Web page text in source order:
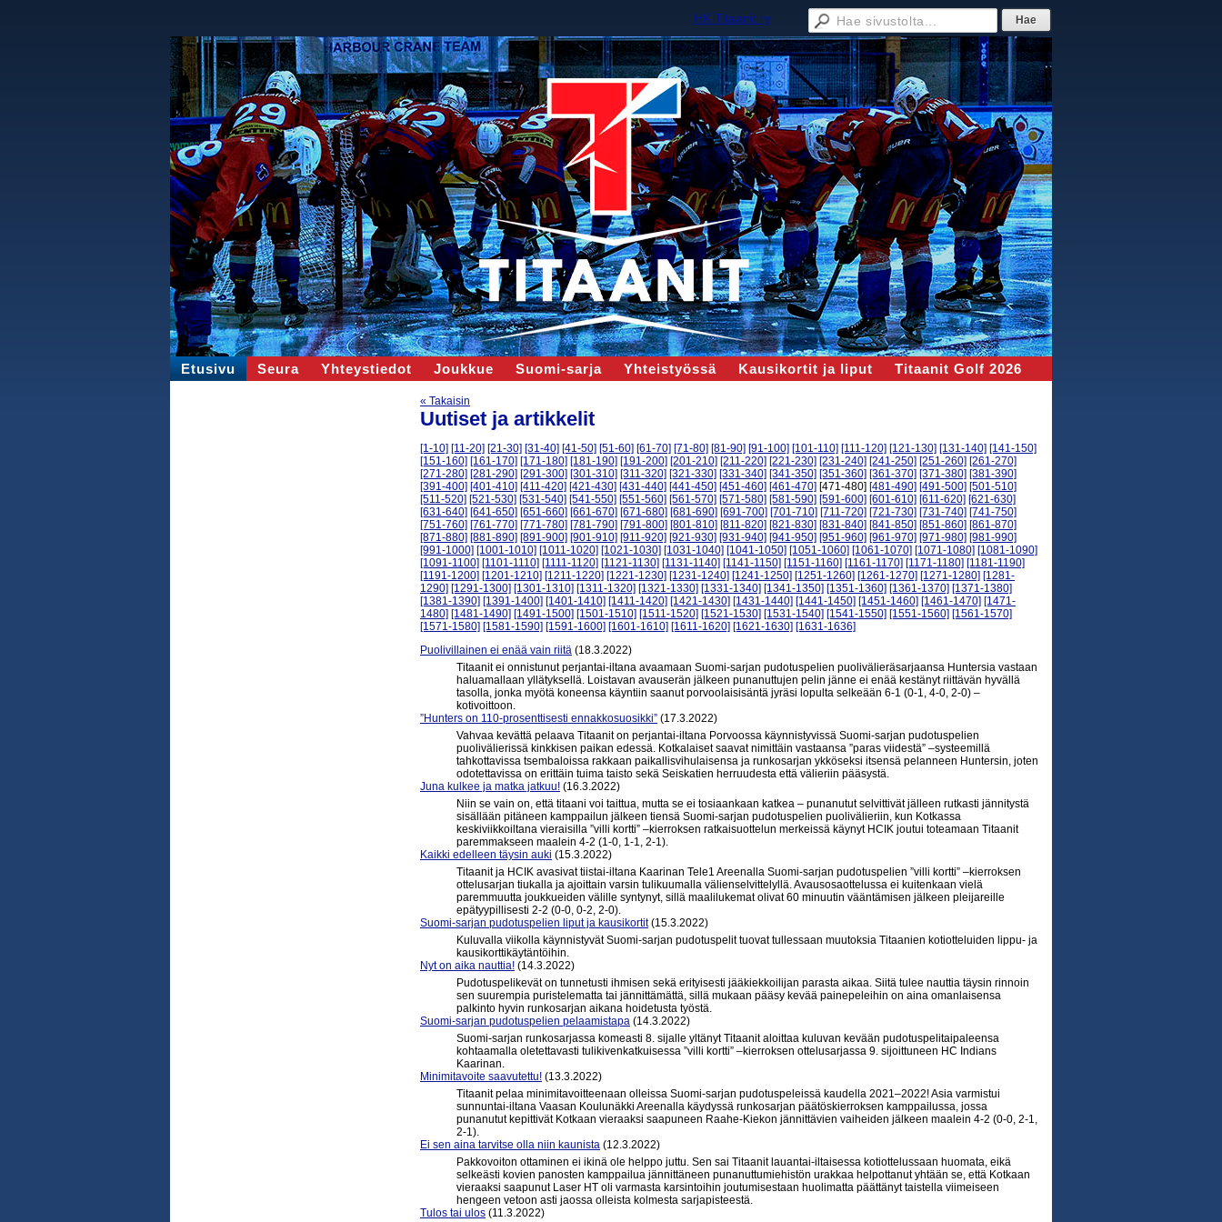
HK Titaanit ry
Etusivu Seura Yhteystiedot Joukkue Suomi-sarja Yhteistyössä Kausikortit ja liput Titaanit Golf 2026
« Takaisin
Uutiset ja artikkelit
[1-10] [11-20] [21-30] [31-40] [41-50] [51-60] [61-70] [71-80] [81-90] [91-100] [101-110] [111-120] [121-130] [131-140] [141-150]
[151-160] [161-170] [171-180] [181-190] [191-200] [201-210] [211-220] [221-230] [231-240] [241-250] [251-260] [261-270]
[271-280] [281-290] [291-300] [301-310] [311-320] [321-330] [331-340] [341-350] [351-360] [361-370] [371-380] [381-390]
[391-400] [401-410] [411-420] [421-430] [431-440] [441-450] [451-460] [461-470] [471-480] [481-490] [491-500] [501-510]
[511-520] [521-530] [531-540] [541-550] [551-560] [561-570] [571-580] [581-590] [591-600] [601-610] [611-620] [621-630]
[631-640] [641-650] [651-660] [661-670] [671-680] [681-690] [691-700] [701-710] [711-720] [721-730] [731-740] [741-750]
[751-760] [761-770] [771-780] [781-790] [791-800] [801-810] [811-820] [821-830] [831-840] [841-850] [851-860] [861-870]
[871-880] [881-890] [891-900] [901-910] [911-920] [921-930] [931-940] [941-950] [951-960] [961-970] [971-980] [981-990]
[991-1000] [1001-1010] [1011-1020] [1021-1030] [1031-1040] [1041-1050] [1051-1060] [1061-1070] [1071-1080] [1081-1090]
[1091-1100] [1101-1110] [1111-1120] [1121-1130] [1131-1140] [1141-1150] [1151-1160] [1161-1170] [1171-1180] [1181-1190]
[1191-1200] [1201-1210] [1211-1220] [1221-1230] [1231-1240] [1241-1250] [1251-1260] [1261-1270] [1271-1280] [1281-
1290] [1291-1300] [1301-1310] [1311-1320] [1321-1330] [1331-1340] [1341-1350] [1351-1360] [1361-1370] [1371-1380]
[1381-1390] [1391-1400] [1401-1410] [1411-1420] [1421-1430] [1431-1440] [1441-1450] [1451-1460] [1461-1470] [1471-
1480] [1481-1490] [1491-1500] [1501-1510] [1511-1520] [1521-1530] [1531-1540] [1541-1550] [1551-1560] [1561-1570]
[1571-1580] [1581-1590] [1591-1600] [1601-1610] [1611-1620] [1621-1630] [1631-1636]
Puolivillainen ei enää vain riitä (18.3.2022)
Titaanit ei onnistunut perjantai-iltana avaamaan Suomi-sarjan pudotuspelien puolivälieräsarjaansa Huntersia vastaan
haluamallaan yllätyksellä. Loistavan avauserän jälkeen punanuttujen pelin jänne ei enää kestänyt riittävän hyvällä
tasolla, jonka myötä koneensa käyntiin saanut porvoolaisisäntä jyräsi lopulta selkeään 6-1 (0-1, 4-0, 2-0) –
kotivoittoon.
”Hunters on 110-prosenttisesti ennakkosuosikki” (17.3.2022)
Vahvaa kevättä pelaava Titaanit on perjantai-iltana Porvoossa käynnistyvissä Suomi-sarjan pudotuspelien
puolivälierissä kinkkisen paikan edessä. Kotkalaiset saavat nimittäin vastaansa ”paras viidestä” –systeemillä
tahkottavissa tsembaloissa rakkaan paikallisvihulaisensa ja runkosarjan ykköseksi itsensä pelanneen Huntersin, joten
odotettavissa on erittäin tuima taisto sekä Seiskatien herruudesta että välieriin pääsystä.
Juna kulkee ja matka jatkuu! (16.3.2022)
Niin se vain on, että titaani voi taittua, mutta se ei tosiaankaan katkea – punanutut selvittivät jälleen rutkasti jännitystä
sisällään pitäneen kamppailun jälkeen tiensä Suomi-sarjan pudotuspelien puolivälieriin, kun Kotkassa
keskiviikkoiltana vieraisilla ”villi kortti” –kierroksen ratkaisuottelun merkeissä käynyt HCIK joutui toteamaan Titaanit
paremmakseen maalein 4-2 (1-0, 1-1, 2-1).
Kaikki edelleen täysin auki (15.3.2022)
Titaanit ja HCIK avasivat tiistai-iltana Kaarinan Tele1 Areenalla Suomi-sarjan pudotuspelien ”villi kortti” –kierroksen
ottelusarjan tiukalla ja ajoittain varsin tulikuumalla välienselvittelyllä. Avausosaottelussa ei kuitenkaan vielä
paremmuutta joukkueiden välille syntynyt, sillä maalilukemat olivat 60 minuutin vääntämisen jälkeen pleijareille
epätyypillisesti 2-2 (0-0, 0-2, 2-0).
Suomi-sarjan pudotuspelien liput ja kausikortit (15.3.2022)
Kuluvalla viikolla käynnistyvät Suomi-sarjan pudotuspelit tuovat tullessaan muutoksia Titaanien kotiotteluiden lippu- ja
kausikorttikäytäntöihin.
Nyt on aika nauttia! (14.3.2022)
Pudotuspelikevät on tunnetusti ihmisen sekä erityisesti jääkiekkoilijan parasta aikaa. Siitä tulee nauttia täysin rinnoin
sen suurempia puristelematta tai jännittämättä, sillä mukaan pääsy kevää painepeleihin on aina omanlaisensa
palkinto hyvin runkosarjan aikana hoidetusta työstä.
Suomi-sarjan pudotuspelien pelaamistapa (14.3.2022)
Suomi-sarjan runkosarjassa komeasti 8. sijalle yltänyt Titaanit aloittaa kuluvan kevään pudotuspelitaipaleensa
kohtaamalla oletettavasti tulikivenkatkuisessa ”villi kortti” –kierroksen ottelusarjassa 9. sijoittuneen HC Indians
Kaarinan.
Minimitavoite saavutettu! (13.3.2022)
Titaanit pelaa minimitavoitteenaan olleissa Suomi-sarjan pudotuspeleissä kaudella 2021–2022! Asia varmistui
sunnuntai-iltana Vaasan Koulunäkki Areenalla käydyssä runkosarjan päätöskierroksen kamppailussa, jossa
punanutut kepittivät Kotkaan vieraaksi saapuneen Raahe-Kiekon jännittävien vaiheiden jälkeen maalein 4-2 (0-0, 2-1,
2-1).
Ei sen aina tarvitse olla niin kaunista (12.3.2022)
Pakkovoiton ottaminen ei ikinä ole helppo juttu. Sen sai Titaanit lauantai-iltaisessa kotiottelussaan huomata, eikä
selkeästi kovien panosten kamppailua jännittäneen punanuttumiehistön urakkaa helpottanut yhtään se, että Kotkaan
vieraaksi saapunut Laser HT oli varmasta karsintoihin joutumisestaan huolimatta päättänyt taistella viimeiseen
hengeen vetoon asti jaossa olleista kolmesta sarjapisteestä.
Tulos tai ulos (11.3.2022)